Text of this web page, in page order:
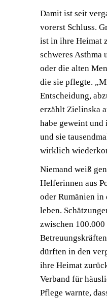
Damit ist seit
vorerst Schluss.
ist in ihre Heimat
schweres Asthma
oder die alten
die sie pflegte.
Entscheidung,
erzählt Zielinska
habe geweint
und sie
wirklich
Niemand weiß
Helferinnen aus
oder Rumänien in
leben.
zwischen
dürften in den
ihre Heimat
Verband für
Pflege warnte,